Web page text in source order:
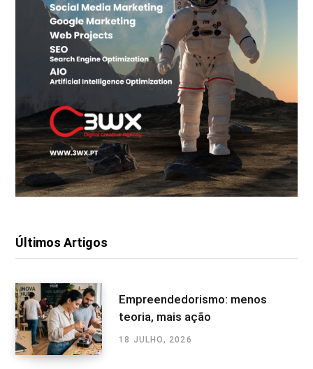
Últimos Artigos
Empreendedorismo: menos
teoria, mais ação
18 JULHO, 2026